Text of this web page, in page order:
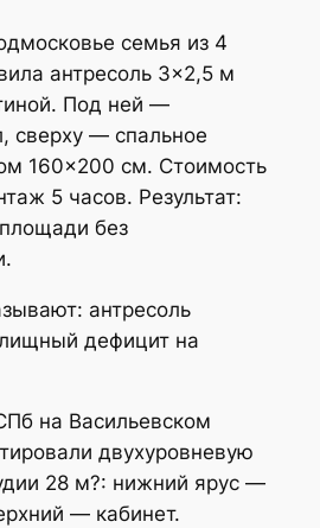
семья из 4
антресоль 3×2,5 м
Под ней —
сверху — спальное
160×200 см. Стоимость
5 часов. Результат:
без
антресоль
дефицит на
на Васильевском
двухуровневую
28 м?: нижний ярус —
— кабинет.